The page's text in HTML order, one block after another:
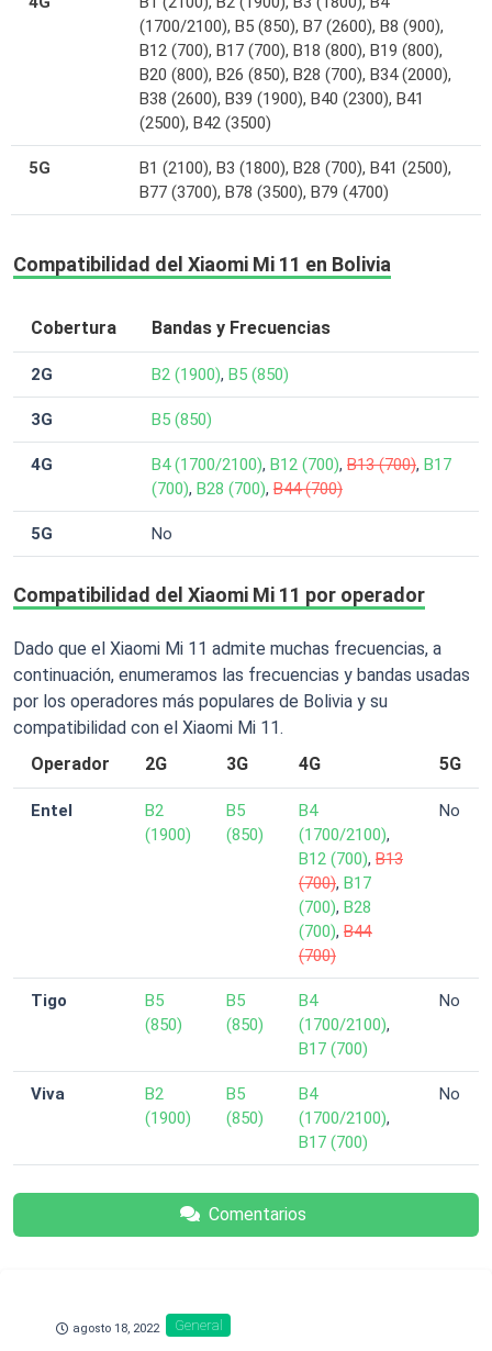
(1700/2100), B5 (850), B7 (2600), B8 (900),
B12 (700), B17 (700), B18 (800), B19 (800),
B20 (800), B26 (850), B28 (700), B34 (2000),
B38 (2600), B39 (1900), B40 (2300), B41
(2500), B42 (3500)
5G
B1 (2100), B3 (1800), B28 (700), B41 (2500),
B77 (3700), B78 (3500), B79 (4700)
Compatibilidad del Xiaomi Mi 11 en Bolivia
Cobertura Bandas y Frecuencias
2G B2 (1900), B5 (850)
3G B5 (850)
4G B4 (1700/2100), B12 (700), B13 (700), B17
(700), B28 (700), B44 (700)
5G No
Compatibilidad del Xiaomi Mi 11 por operador
Dado que el Xiaomi Mi 11 admite muchas frecuencias, a
continuación, enumeramos las frecuencias y bandas usadas
por los operadores más populares de Bolivia y su
compatibilidad con el Xiaomi Mi 11.
Operador
2G 3G 4G 5G
Entel
B2
(1900)
B5
(850)
B4
(1700/2100),
B12 (700), B13
(700), B17
(700), B28
(700), B44
(700)
No
Tigo
B5
(850)
B5
(850)
B4
(1700/2100),
B17 (700)
No
Viva
B2
(1900)
B5
(850)
B4
(1700/2100),
B17 (700)
No
Comentarios
agosto 18, 2022 General